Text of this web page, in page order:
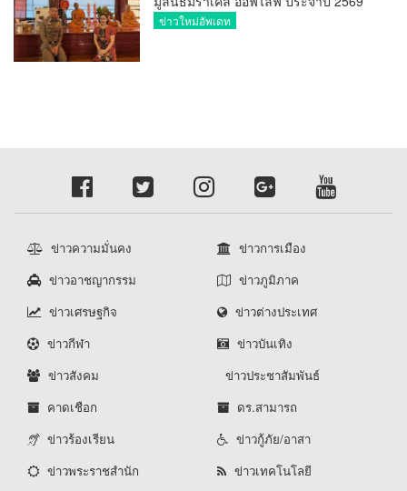
พล.ต.ต.ศิริวัฒน์ ดีพอ ให้เกียรติเป็น
ข่าวใหม่อัพเดท
ข่าวความมั่นคง
ข่าวการเมือง
ข่าวอาชญากรรม
ข่าวภูมิภาค
ข่าวเศรษฐกิจ
ข่าวต่างประเทศ
ข่าวกีฬา
ข่าวบันเทิง
ข่าวสังคม
ข่าวประชาสัมพันธ์
คาดเชือก
ดร.สามารถ
ข่าวร้องเรียน
ข่าวกู้ภัย/อาสา
ข่าวพระราชสำนัก
ข่าวเทคโนโลยี